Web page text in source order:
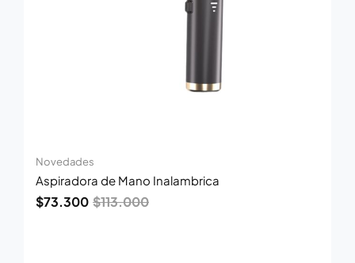
Novedades
Aspiradora de Mano Inalambrica
$113.000
$73.300